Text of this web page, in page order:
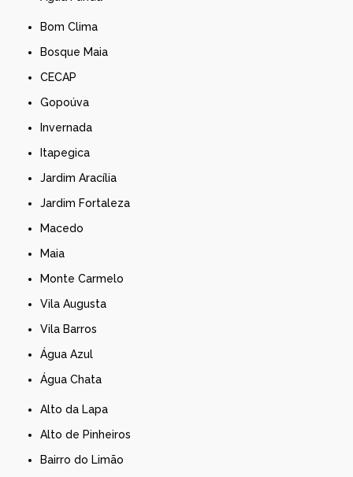
Bom Clima
Bosque Maia
CECAP
Gopoúva
Invernada
Itapegica
Jardim Aracília
Jardim Fortaleza
Macedo
Maia
Monte Carmelo
Vila Augusta
Vila Barros
Água Azul
Água Chata
Alto da Lapa
Alto de Pinheiros
Bairro do Limão